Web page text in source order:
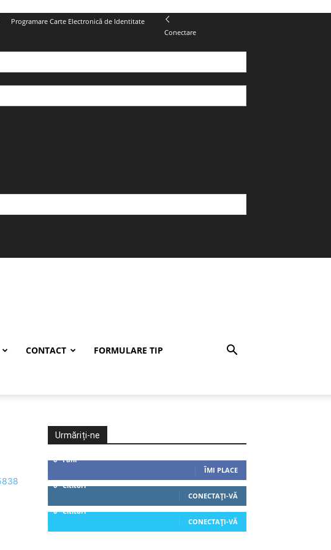
Programare Carte Electronică de Identitate
Conectare
CONTACT FORMULARE TIP
Urmăriți-ne
0 Fani
ÎMI PLACE
0 Cititori
CONECTAȚI-VĂ
0 Cititori
CONECTAȚI-VĂ